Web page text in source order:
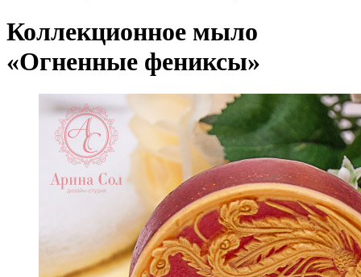
Коллекционное мыло
«Огненные фениксы»